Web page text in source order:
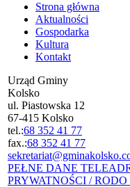
Strona główna
Aktualności
Gospodarka
Kultura
Kontakt
Urząd Gminy
Kolsko
ul. Piastowska 12
67-415 Kolsko
tel.:68 352 41 77
fax.:68 352 41 77
PEŁNE DANE
PRYWATNOŚCI / RODO